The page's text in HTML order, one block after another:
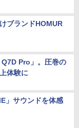
ブランドHOMUR
Pro」。圧巻の
体験に
」サウンドを体感